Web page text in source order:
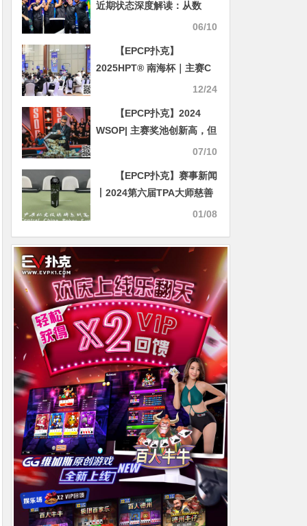
近期状态深度解读：从数
据、战术到团队协作的全面
06/10
【EPCP扑克】
2025HPT® 南海杯｜主赛C
组张培领衔晋级，D组（快
12/24
【EPCP扑克】2024
WSOP| 主赛奖池创新高，但
07/10
【EPCP扑克】赛事新闻
丨2024第六届TPA大师慈善
邀请赛主赛事冠军诞生！01/08